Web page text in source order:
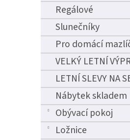
n
p
a
e
Regálové
Slunečníky
Pro domácí
VELKÝ LETNÍ
LETNÍ SLEVY NA
Nábytek skladem
Obývací pokoj
Ložnice